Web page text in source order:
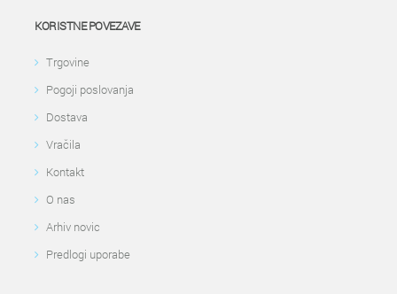
KORISTNE POVEZAVE
Trgovine
Pogoji poslovanja
Dostava
Vračila
Kontakt
O nas
Arhiv novic
Predlogi uporabe